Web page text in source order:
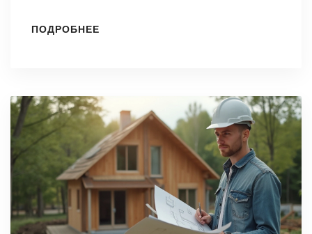
автоматизацию, применение
строительные площадки. Постоянные
улучшения делают этот сектор более
безопасным и экологичным.
ПОДРОБНЕЕ